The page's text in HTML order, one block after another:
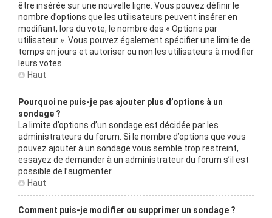
être insérée sur une nouvelle ligne. Vous pouvez définir le
nombre d’options que les utilisateurs peuvent insérer en
modifiant, lors du vote, le nombre des « Options par
utilisateur ». Vous pouvez également spécifier une limite de
temps en jours et autoriser ou non les utilisateurs à modifier
leurs votes.
Haut
Pourquoi ne puis-je pas ajouter plus d’options à un
sondage ?
La limite d’options d’un sondage est décidée par les
administrateurs du forum. Si le nombre d’options que vous
pouvez ajouter à un sondage vous semble trop restreint,
essayez de demander à un administrateur du forum s’il est
possible de l’augmenter.
Haut
Comment puis-je modifier ou supprimer un sondage ?